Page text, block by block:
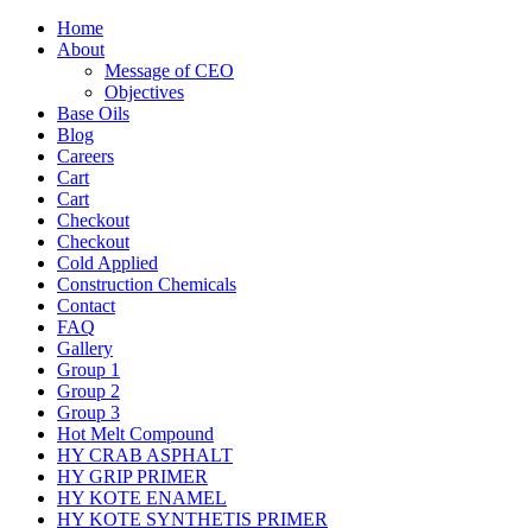
Home
About
Message of CEO
Objectives
Base Oils
Blog
Careers
Cart
Cart
Checkout
Checkout
Cold Applied
Construction Chemicals
Contact
FAQ
Gallery
Group 1
Group 2
Group 3
Hot Melt Compound
HY CRAB ASPHALT
HY GRIP PRIMER
HY KOTE ENAMEL
HY KOTE SYNTHETIS PRIMER